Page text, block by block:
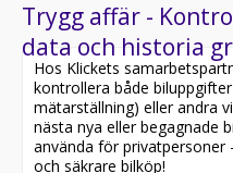
Trygg affär -
data och historia
Hos Klickets
kontrollera både
mätarställning) eller andra
nästa nya eller begagnade
använda för
och säkrare bilköp!